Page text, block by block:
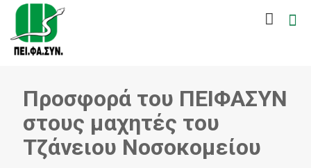
Προσφορά του ΠΕΙΦΑΣΥΝ
στους μαχητές του
Τζάνειου Νοσοκομείου